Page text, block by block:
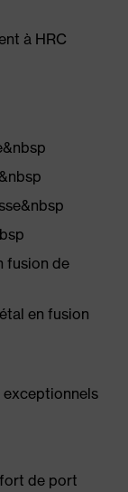
à HRC
fusion de
en fusion
de port